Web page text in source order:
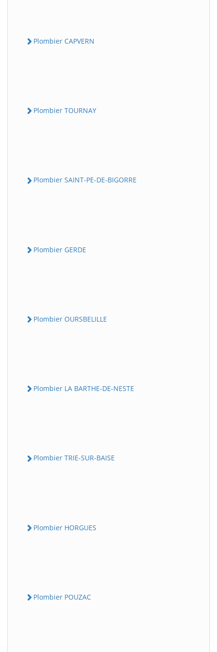
Plombier CAPVERN
Plombier TOURNAY
Plombier SAINT-PE-DE-BIGORRE
Plombier GERDE
Plombier OURSBELILLE
Plombier LA BARTHE-DE-NESTE
Plombier TRIE-SUR-BAISE
Plombier HORGUES
Plombier POUZAC